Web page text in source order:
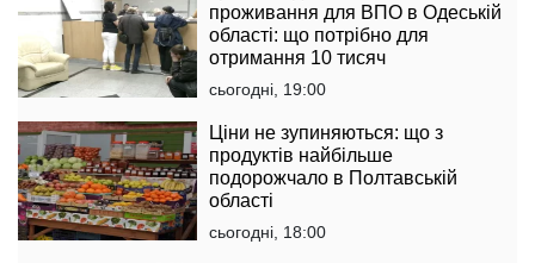
проживання для ВПО в Одеській
області: що потрібно для
отримання 10 тисяч
сьогодні, 19:00
Ціни не зупиняються: що з
продуктів найбільше
подорожчало в Полтавській
області
сьогодні, 18:00